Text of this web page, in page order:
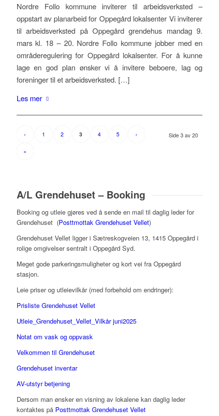
Nordre Follo kommune inviterer til arbeidsverksted –
oppstart av planarbeid for Oppegård lokalsenter Vi inviterer
til arbeidsverksted på Oppegård grendehus mandag 9.
mars kl. 18 – 20. Nordre Follo kommune jobber med en
områderegulering for Oppegård lokalsenter. For å kunne
lage en god plan ønsker vi å invitere beboere, lag og
foreninger til et arbeidsverksted. […]
Les mer
Side 3 av 20
‹ 1 2 3 4 5 ›
»
A/L Grendehuset – Booking
Booking og utleie gjøres ved å sende en mail til daglig leder for
Grendehuset (Posttmottak Grendehuset Vellet)
Grendehuset Vellet ligger i Sætreskogveien 13, 1415 Oppegård i
rolige omgivelser sentralt i Oppegård Syd.
Meget gode parkeringsmuligheter og kort vei fra Oppegård
stasjon.
Leie priser og utleievilkår (med forbehold om endringer):
Prisliste Grendehuset Vellet
Utleie_Grendehuset_Vellet_Vilkår juni2025
Notat om vask og oppvask
Velkommen til Grendehuset
Grendehuset inventar
AV-utstyr betjening
Dersom man ønsker en visning av lokalene kan daglig leder
kontaktes på Posttmottak Grendehuset Vellet